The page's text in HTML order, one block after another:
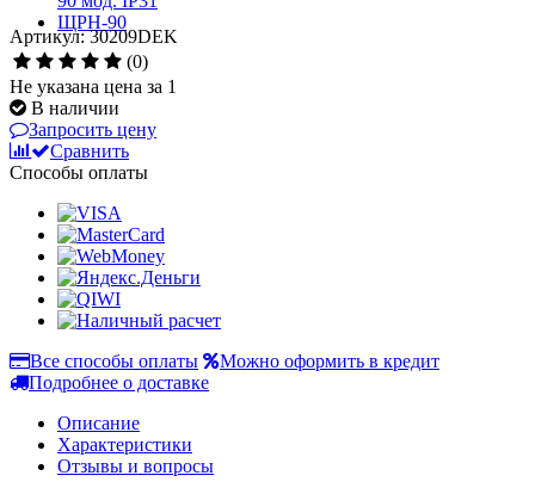
Артикул: 30209DEK
(0)
Не указана цена за 1
В наличии
Запросить цену
Сравнить
Способы оплаты
Все способы оплаты
Можно оформить в кредит
Подробнее о доставке
Описание
Характеристики
Отзывы и вопросы